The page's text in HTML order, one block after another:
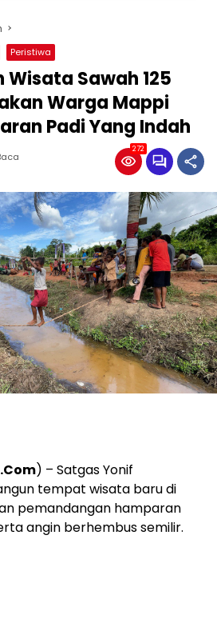
Peristiwa
Wisata Sawah 125
Warga Mappi
Padi Yang Indah
272
) – Satgas Yonif
tempat wisata baru di
pemandangan hamparan
angin berhembus semilir.